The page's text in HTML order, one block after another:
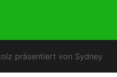
präsentiert von Sydney